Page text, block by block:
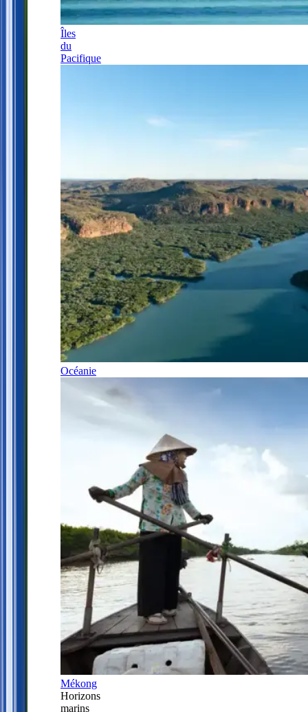
Îles
du
Pacifique
Océanie
Mékong
Horizons
marins